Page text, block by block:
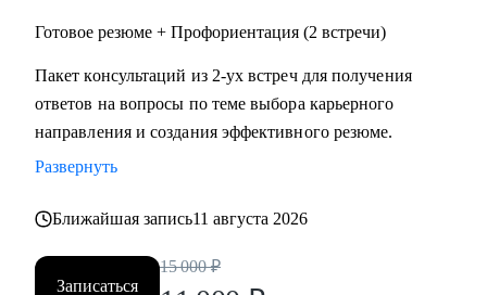
Готовое резюме + Профориентация (2 встречи)
Пакет консультаций из 2-ух встреч для получения
ответов на вопросы по теме выбора карьерного
направления и создания эффективного резюме.
Развернуть
Ближайшая запись11 августа 2026
Записаться
15 000 ₽